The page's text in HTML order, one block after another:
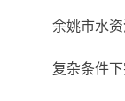
余姚市水
复杂条件